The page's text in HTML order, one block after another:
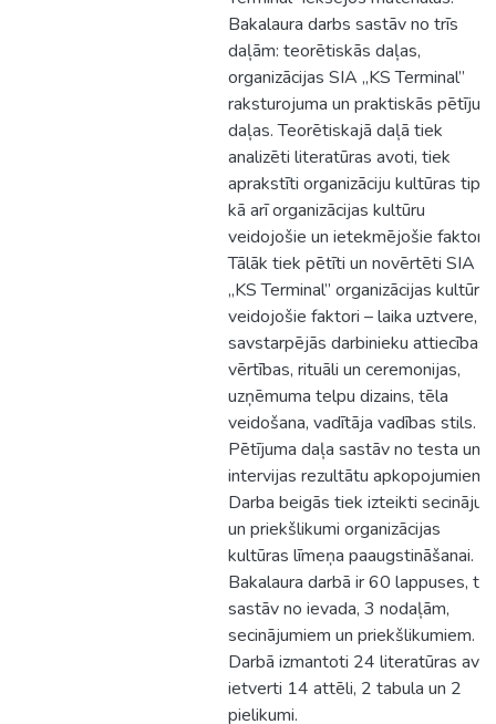
Bakalaura darbs sastāv no trīs
daļām: teorētiskās daļas,
organizācijas SIA „KS Terminal”
raksturojuma un praktiskās
daļas. Teorētiskajā daļā tiek
analizēti literatūras avoti, tiek
aprakstīti organizāciju kultūras tipi,
kā arī organizācijas kultūru
veidojošie un ietekmējošie faktori.
Tālāk tiek pētīti un novērtēti SIA
„KS Terminal” organizācijas kultūras
veidojošie faktori – laika uztvere,
savstarpējās darbinieku attiecības,
vērtības, rituāli un ceremonijas,
uzņēmuma telpu dizains, tēla
veidošana, vadītāja vadības stils.
Pētījuma daļa sastāv no testa un
intervijas rezultātu apkopojumiem.
Darba beigās tiek izteikti
un priekšlikumi organizācijas
kultūras līmeņa paaugstināšanai.
Bakalaura darbā ir 60 lappuses, tas
sastāv no ievada, 3 nodaļām,
secinājumiem un priekšlikumiem.
Darbā izmantoti 24 literatūras
ietverti 14 attēli, 2 tabula un 2
pielikumi.